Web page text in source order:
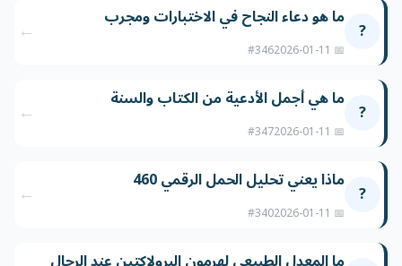
? ما هو دعاء النجاح في الاختبارات ومجرب
📅 2026-01-11
#346
←
? ما هي أجمل الأدعية من الكتاب والسنة
📅 2026-01-11
#347
←
? ماذا يعني تحليل الحمل الرقمي 460
📅 2026-01-11
#340
←